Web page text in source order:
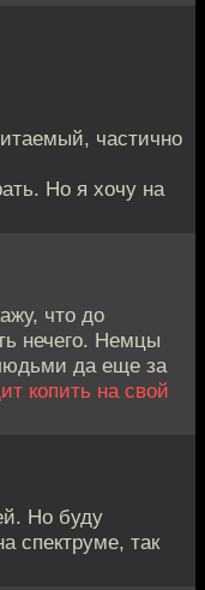
частично
Но я хочу на
что до
нечего. Немцы
да еще за
копить на свой
Но буду
спектруме, так